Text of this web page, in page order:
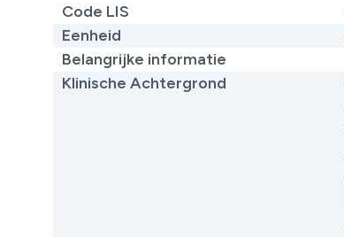
Code LIS
Eenheid
Belangrijke informatie
Klinische Achtergrond